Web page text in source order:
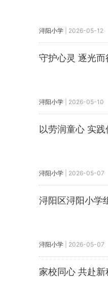
浔阳小学 2026-05-12
守护心灵 逐光
浔阳小学 2026-05-10
以劳润童心 实
浔阳小学 2026-05-07
浔阳区浔阳小学
浔阳小学 2026-05-07
家校同心 共赴